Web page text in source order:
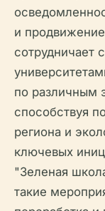
и
сотрудничает
по различным
способствуя
региона и
ключевых
"Зеленая
такие